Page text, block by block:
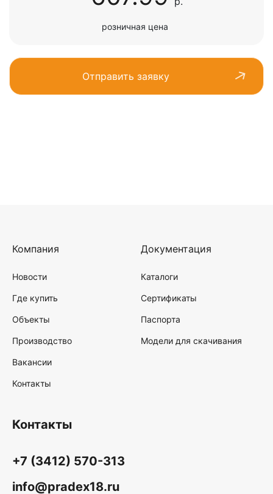
розничная цена
Отправить заявку
Компания
Новости
Где купить
Объекты
Производство
Вакансии
Контакты
Документация
Каталоги
Сертификаты
Паспорта
Модели для скачивания
Контакты
+7 (3412) 570-313
info@pradex18.ru